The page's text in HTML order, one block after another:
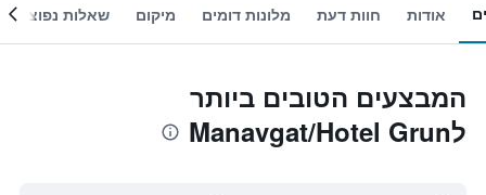
אודות חוות דעת מלונות דומים מיקום שאלות נפוצות
המבצעים הטובים ביותר
לManavgat/Hotel Grun